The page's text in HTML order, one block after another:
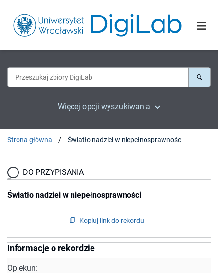
Więcej opcji wyszukiwania
Strona główna Światło nadziei w niepełnosprawności
DO PRZYPISANIA
Światło nadziei w niepełnosprawności
Kopiuj link do rekordu
Informacje o rekordzie
Opiekun: